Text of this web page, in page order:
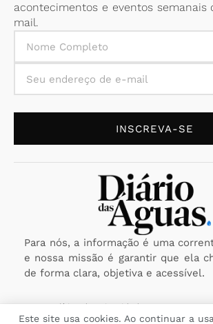
acontecimentos e eventos semanais
mail.
INSCREVA-SE
Para nós, a informação é uma
e nossa missão é garantir que ela
de forma clara, objetiva e acessível.
Política de Privacidade Termos
Este site usa cookies. Ao continuar a